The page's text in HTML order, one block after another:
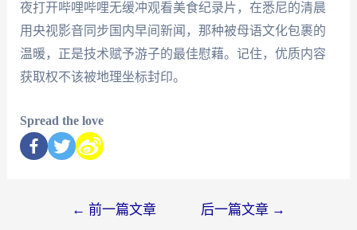
夜打开哔哩哔哩无缓冲观看美食纪录片，在悉尼的清晨
用央视影音同步国内早间新闻，那种被母语文化包裹的
温暖，正是技术赋予游子的最佳慰藉。记住，优质内容
获取权不该被地理坐标封印。
Spread the love
← 前一篇文章 后一篇文章 →